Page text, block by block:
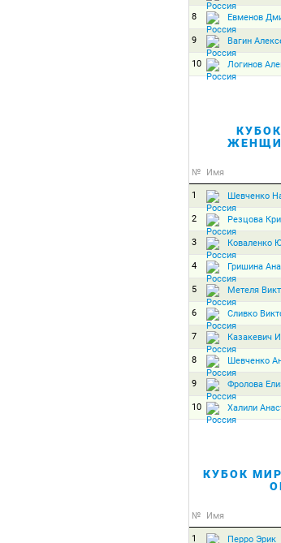
8 Евменов
9 Вагин
10 Логинов
№ Имя
1 Шевченко
2 Резцова
3 Коваленко
4 Гришина
5 Метеля
6 Сливко
7 Казакевич
8 Шевченко
9 Фролова
10 Халили
КУБОК
№ Имя
1 Перро Эрик